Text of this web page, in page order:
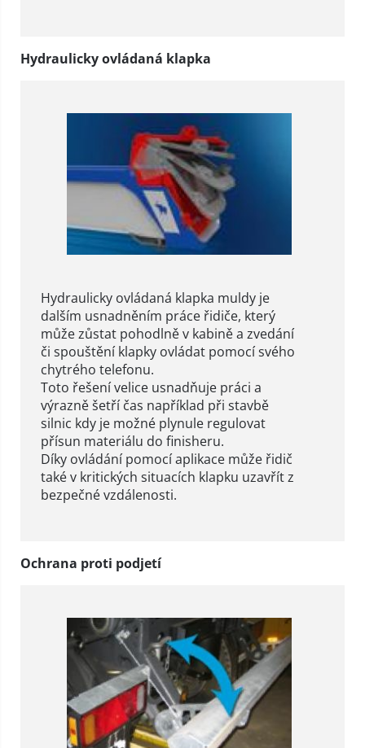
Hydraulicky ovládaná klapka
Hydraulicky ovládaná klapka muldy je
dalším usnadněním práce řidiče, který
může zůstat pohodlně v kabině a zvedání
či spouštění klapky ovládat pomocí svého
chytrého telefonu.
Toto řešení velice usnadňuje práci a
výrazně šetří čas například při stavbě
silnic kdy je možné plynule regulovat
přísun materiálu do finisheru.
Díky ovládání pomocí aplikace může řidič
také v kritických situacích klapku uzavřít z
bezpečné vzdálenosti.
Ochrana proti podjetí